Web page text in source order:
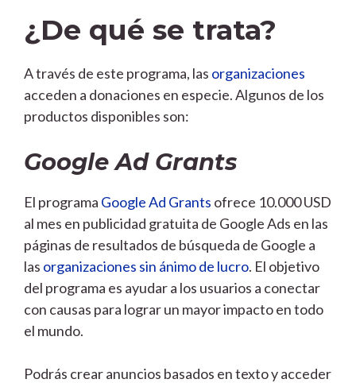
¿De qué se trata?
A través de este programa, las organizaciones
acceden a donaciones en especie. Algunos de los
productos disponibles son:
Google Ad Grants
El programa Google Ad Grants ofrece 10.000 USD
al mes en publicidad gratuita de Google Ads en las
páginas de resultados de búsqueda de Google a
las organizaciones sin ánimo de lucro. El objetivo
del programa es ayudar a los usuarios a conectar
con causas para lograr un mayor impacto en todo
el mundo.
Podrás crear anuncios basados en texto y acceder